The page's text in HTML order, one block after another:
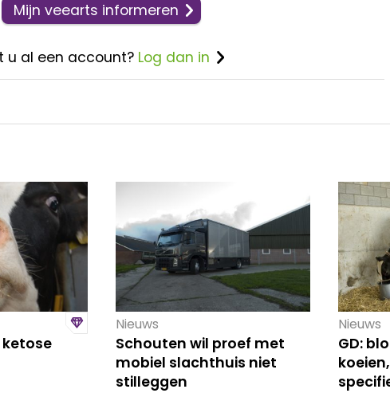
Mijn veearts informeren
u al een account? Log dan in
Nieuws
Schouten wil proef met
mobiel slachthuis niet
stilleggen
Nieuws
GD: